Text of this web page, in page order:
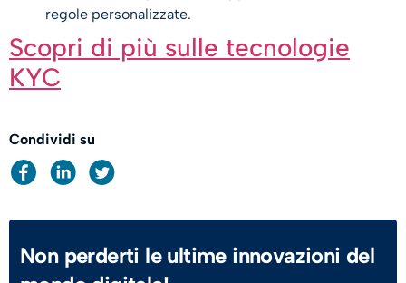
regole personalizzate.
Scopri di più sulle tecnologie
KYC
Condividi su
Non perderti le ultime innovazioni del